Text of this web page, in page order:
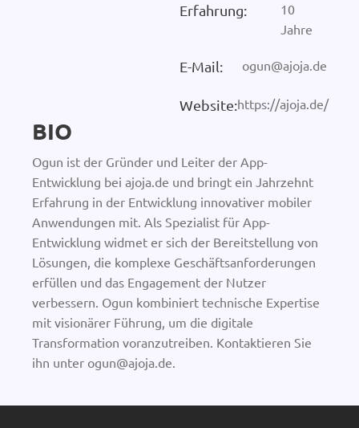
Erfahrung:
10
Jahre
E-Mail: ogun@ajoja.de
Website:https://ajoja.de/
BIO
Ogun ist der Gründer und Leiter der App-
Entwicklung bei ajoja.de und bringt ein Jahrzehnt
Erfahrung in der Entwicklung innovativer mobiler
Anwendungen mit. Als Spezialist für App-
Entwicklung widmet er sich der Bereitstellung von
Lösungen, die komplexe Geschäftsanforderungen
erfüllen und das Engagement der Nutzer
verbessern. Ogun kombiniert technische Expertise
mit visionärer Führung, um die digitale
Transformation voranzutreiben. Kontaktieren Sie
ihn unter ogun@ajoja.de.